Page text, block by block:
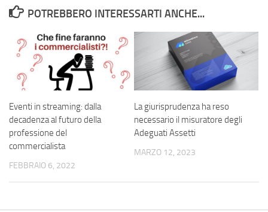
POTREBBERO INTERESSARTI ANCHE...
Eventi in streaming: dalla
decadenza al futuro della
professione del
commercialista
FEBBRAIO 6, 2022
La giurisprudenza ha reso
necessario il misuratore degli
Adeguati Assetti
MARZO 12, 2023